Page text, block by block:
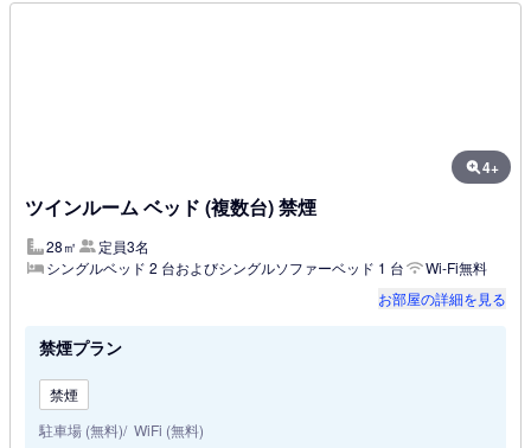
4+
ツインルーム ベッド (複数台) 禁煙
28㎡
定員3名
シングルベッド 2 台およびシングルソファーベッド 1 台
Wi-Fi無料
お部屋の詳細を見る
禁煙プラン
禁煙
駐車場 (無料) WiFi (無料)